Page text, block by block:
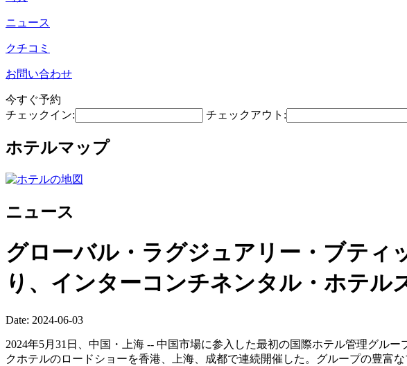
ニュース
クチコミ
お問い合わせ
今すぐ予約
チェックイン:
チェックアウト:
ホテルマップ
ニュース
グローバル・ラグジュアリー・ブティ
り、インターコンチネンタル・ホテル
Date: 2024-06-03
2024年5月31日、中国・上海 -- 中国市場に参入した最初の国際ホテル管理グル
クホテルのロードショーを香港、上海、成都で連続開催した。グループの豊富